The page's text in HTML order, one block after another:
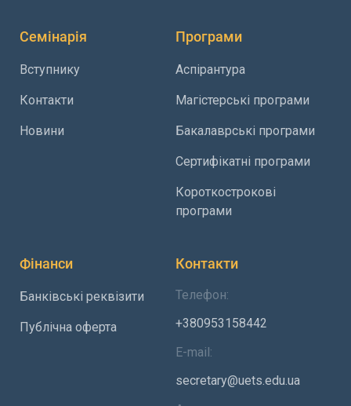
Семінарія
Вступнику
Контакти
Новини
Програми
Аспірантура
Магістерські програми
Бакалаврські програми
Сертифікатні програми
Короткострокові
програми
Фінанси
Банківські реквізити
Публічна оферта
Контакти
Телефон:
+380953158442
E-mail:
secretary@uets.edu.ua